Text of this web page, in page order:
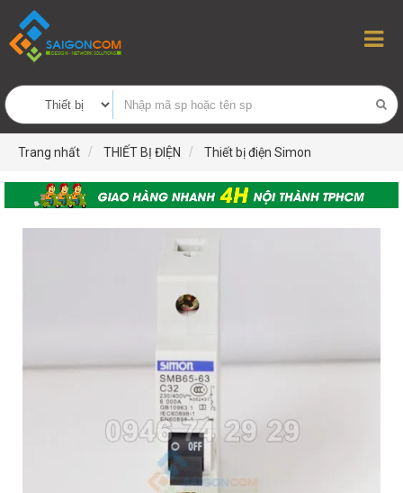
Trang nhất THIẾT BỊ ĐIỆN Thiết bị điện Simon